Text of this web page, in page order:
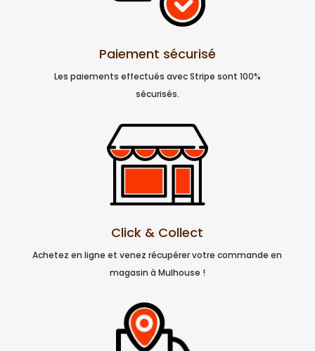
Paiement sécurisé
Les paiements effectués avec Stripe sont 100%
sécurisés.
Click & Collect
Achetez en ligne et venez récupérer votre commande en
magasin à Mulhouse !